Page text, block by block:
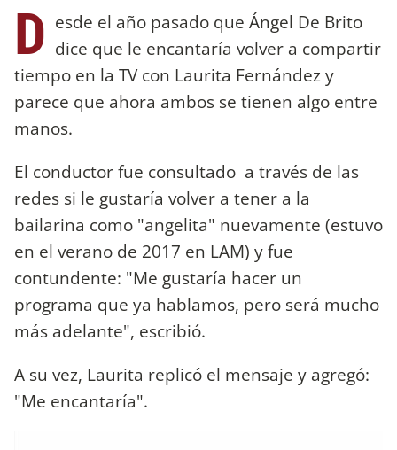
D esde el año pasado que Ángel De Brito
dice que le encantaría volver a compartir
tiempo en la TV con Laurita Fernández y
parece que ahora ambos se tienen algo entre
manos.
El conductor fue consultado a través de las
redes si le gustaría volver a tener a la
bailarina como "angelita" nuevamente (estuvo
en el verano de 2017 en LAM) y fue
contundente: "Me gustaría hacer un
programa que ya hablamos, pero será mucho
más adelante", escribió.
A su vez, Laurita replicó el mensaje y agregó:
"Me encantaría".